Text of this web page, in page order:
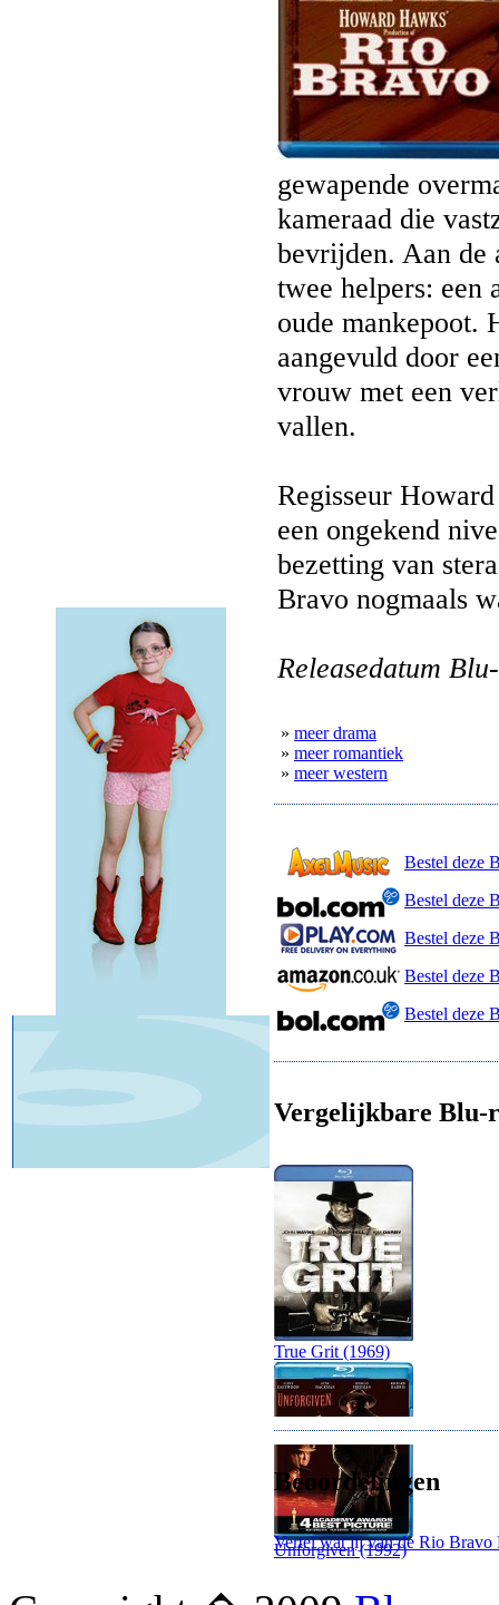
gewapende
kameraad die
bevrijden. Aan de
twee helpers: een
oude mankepoot.
aangevuld door
vrouw met een
vallen.
Regisseur
een ongekend
bezetting van
Bravo nogmaals
Releasedatum
» meer drama
» meer romantiek
» meer western
Bestel deze
Bestel deze
Bestel deze
Bestel deze
Bestel deze
Vergelijkbare Blu-
True Grit (1969)
Unforgiven (1992)
Beoordelingen
Vertel wat jij van de Rio Bravo